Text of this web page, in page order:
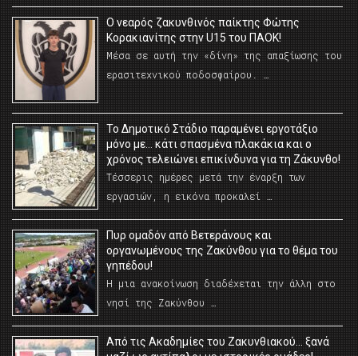
O νεαρός ζακυνθινός παίκτης Φώτης
Κορακιανίτης στην U15 του ΠΑΟΚ!
Μέσα σε αυτή την «δίνη» της απαξίωσης του
ερασιτεχνικού ποδοσφαίρου. …
Το Δημοτικό Στάδιο παραμένει εργοτάξιο
μόνο με… κάτι σπασμένα πλακάκια και ο
χρόνος τελειώνει επικίνδυνα για τη Ζάκυνθο!
Τέσσερις ημέρες μετά την έναρξη των
εργασιών, η εικόνα προκαλεί …
Πυρ ομαδόν από Βετεράνους και
οργανωμένους της Ζακύνθου για το θέμα του
γηπέδου!
Η μια ανακοίνωση διαδέχεται την άλλη στο
νησί της Ζακύνθου …
Από τις Ακαδημίες του Ζακυνθιακού… ξανά